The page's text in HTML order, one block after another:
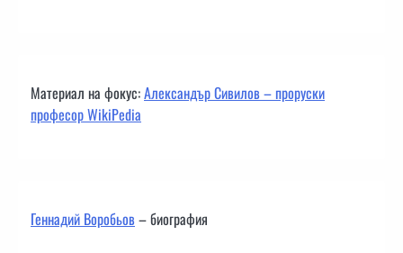
Материал на фокус:Александър Сивилов – проруски
професор WikiPedia
Геннадий Воробьов– биография